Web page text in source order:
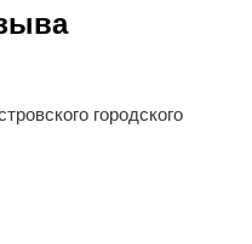
городского